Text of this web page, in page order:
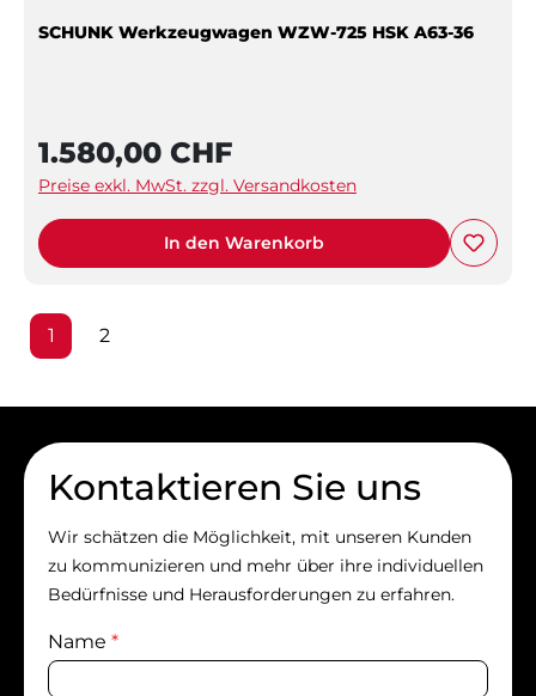
SCHUNK Werkzeugwagen WZW-725 HSK A63-36
1.580,00 CHF
Preise exkl. MwSt. zzgl. Versandkosten
In den Warenkorb
Seite
1 Seite
2
Kontaktieren Sie uns
Wir schätzen die Möglichkeit, mit unseren Kunden
zu kommunizieren und mehr über ihre individuellen
Bedürfnisse und Herausforderungen zu erfahren.
Name *